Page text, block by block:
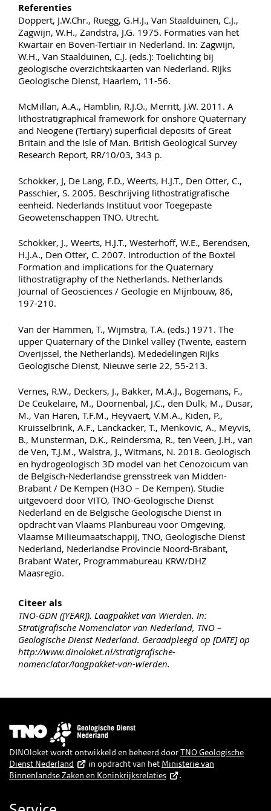
Referenties
Doppert, J.W.Chr., Ruegg, G.H.J., Van Staalduinen, C.J.,
Zagwijn, W.H., Zandstra, J.G. 1975. Formaties van het
Kwartair en Boven-Tertiair in Nederland. In: Zagwijn,
W.H., Van Staalduinen, C.J. (eds.): Toelichting bij
geologische overzichtskaarten van Nederland. Rijks
Geologische Dienst, Haarlem, 11-56.
McMillan, A.A., Hamblin, R.J.O., Merritt, J.W. 2011. A
lithostratigraphical framework for onshore Quaternary
and Neogene (Tertiary) superficial deposits of Great
Britain and the Isle of Man. British Geological Survey
Research Report, RR/10/03, 343 p.
Schokker, J, De Lang, F.D., Weerts, H.J.T., Den Otter, C.,
Passchier, S. 2005. Beschrijving lithostratigrafische
eenheid. Nederlands Instituut voor Toegepaste
Geowetenschappen TNO. Utrecht.
Schokker, J., Weerts, H.J.T., Westerhoff, W.E., Berendsen,
H.J.A., Den Otter, C. 2007. Introduction of the Boxtel
Formation and implications for the Quaternary
lithostratigraphy of the Netherlands. Netherlands
Journal of Geosciences / Geologie en Mijnbouw, 86,
197-210.
Van der Hammen, T., Wijmstra, T.A. (eds.) 1971. The
upper Quaternary of the Dinkel valley (Twente, eastern
Overijssel, the Netherlands). Mededelingen Rijks
Geologische Dienst, Nieuwe serie 22, 55-213.
Vernes, R.W., Deckers, J., Bakker, M.A.J., Bogemans, F.,
De Ceukelaire, M., Doornenbal, J.C., den Dulk, M., Dusar,
M., Van Haren, T.F.M., Heyvaert, V.M.A., Kiden, P.,
Kruisselbrink, A.F., Lanckacker, T., Menkovic, A., Meyvis,
B., Munsterman, D.K., Reindersma, R., ten Veen, J.H., van
de Ven, T.J.M., Walstra, J., Witmans, N. 2018. Geologisch
en hydrogeologisch 3D model van het Cenozoïcum van
de Belgisch-Nederlandse grensstreek van Midden-
Brabant / De Kempen (H3O – De Kempen). Studie
uitgevoerd door VITO, TNO-Geologische Dienst
Nederland en de Belgische Geologische Dienst in
opdracht van Vlaams Planbureau voor Omgeving,
Vlaamse Milieumaatschappij, TNO, Geologische Dienst
Nederland, Nederlandse Provincie Noord-Brabant,
Brabant Water, Programmabureau KRW/DHZ
Maasregio.
Citeer als
TNO-GDN ([YEAR]). Laagpakket van Wierden. In:
Stratigrafische Nomenclator van Nederland, TNO –
Geologische Dienst Nederland. Geraadpleegd op [DATE] op
http://www.dinoloket.nl/stratigrafische-
nomenclator/laagpakket-van-wierden.
Afbeelding
DINOloket wordt ontwikkeld en beheerd doorTNO Geologische
Dienst Nederland
in opdracht van het Ministerie van
Binnenlandse Zaken en Koninkrijksrelaties
.